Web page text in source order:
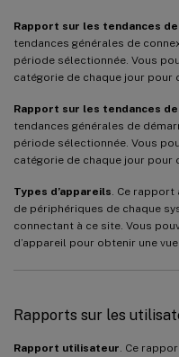
Rapport sur les tendances
tendances générales de
période sélectionnée. Vous
catégorie de chaque jour pour
Rapport sur les tendances
tendances générales de
période sélectionnée. Vous
catégorie de chaque jour pour
Types d’appareils . Ce
de périphériques de chaque
connectant à ce site. Vous
d’appareil pour obtenir une
Rapports sur les
Rapport utilisateur . Ce